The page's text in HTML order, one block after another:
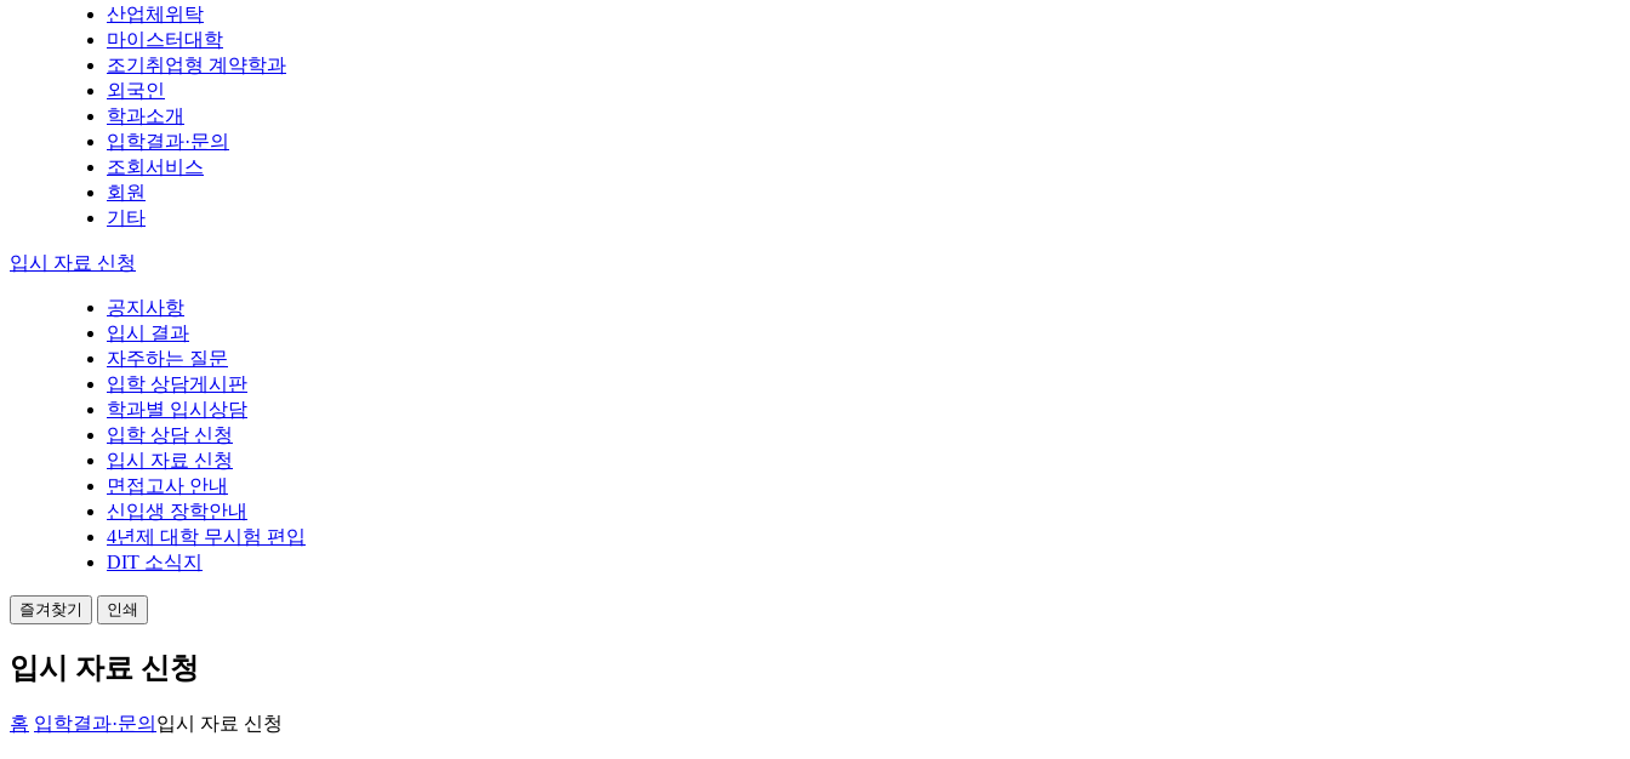
산업체위탁
마이스터대학
조기취업형 계약학과
외국인
학과소개
입학결과·문의
조회서비스
회원
기타
입시 자료 신청
공지사항
입시 결과
자주하는 질문
입학 상담게시판
학과별 입시상담
입학 상담 신청
입시 자료 신청
면접고사 안내
신입생 장학안내
4년제 대학 무시험 편입
DIT 소식지
즐겨찾기 인쇄
입시 자료 신청
홈 입학결과·문의 입시 자료 신청